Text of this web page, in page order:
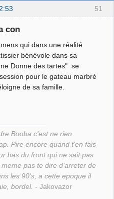
51
con
qui dans une réalité
bénévole dans sa
Donne des tartes" se
pour le gateau marbré
de sa famille.
Booba c'est ne rien
Pire encore quand t'en fais
bas du front qui ne sait pas
pas te dire d'arreter de
les 90's, a cette epoque il
bordel. - Jakovazor